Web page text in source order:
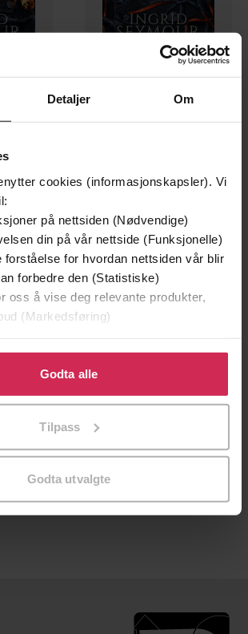
Detaljer Om
cookies (informasjonskapsler). Vi
på nettsiden (Nødvendige)
din på vår nettside (Funksjonelle)
forståelse for hvordan nettsiden vår blir
forbedre den (Statistiske)
oss å vise deg relevante produkter,
(Markedsføring)
for å gi oss ditt samtykke til å
alle disse formålene. Du kan også
til spesifikke formål ved å klikke
Godta alle
Tilpass
Godta utvalgte
130,-